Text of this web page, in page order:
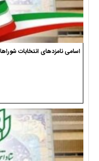
اسامی نامزدهای انتخابات